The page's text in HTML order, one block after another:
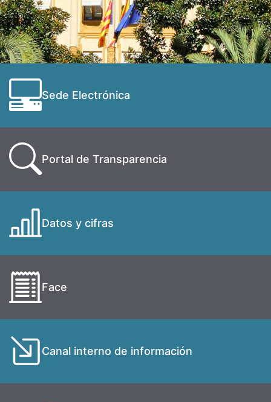
Sede Electrónica
Portal de Transparencia
Datos y cifras
Face
Canal interno de información